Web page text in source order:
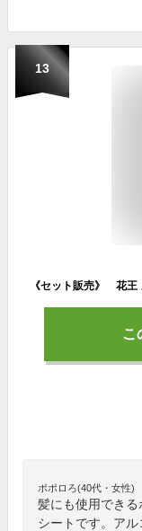
13
こ
ポポロろ(40代・女性)
髪にも使用でき
シートです。ア